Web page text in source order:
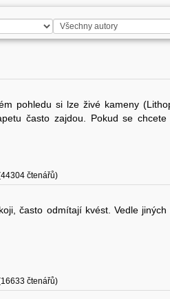
pohledu si lze živé kameny
často zajdou. Pokud se
čtenářů)
často odmítají kvést. Vedle
čtenářů)